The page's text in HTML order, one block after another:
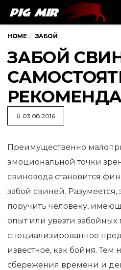
HOME ЗАБОЙ
ЗАБОЙ
03.08.2016
Преимущественно
эмоциональной точки
свиновода становится
забой свиней.
поручить человеку,
опыт или увезти забойных
специализированное
известное, как бойня. Тем
сбережения времени и